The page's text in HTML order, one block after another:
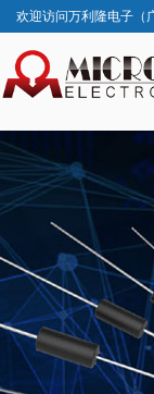
欢迎访问万利隆电子（